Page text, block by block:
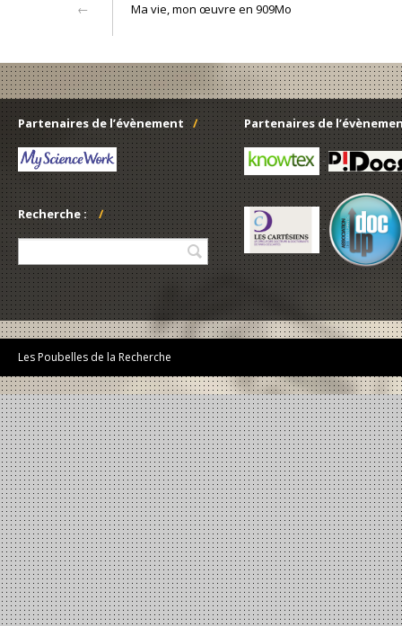
Ma vie, mon œuvre en 909Mo
Partenaires de l’évènement
Recherche :
Partenaires de
-
-
Les Poubelles de la Recherche